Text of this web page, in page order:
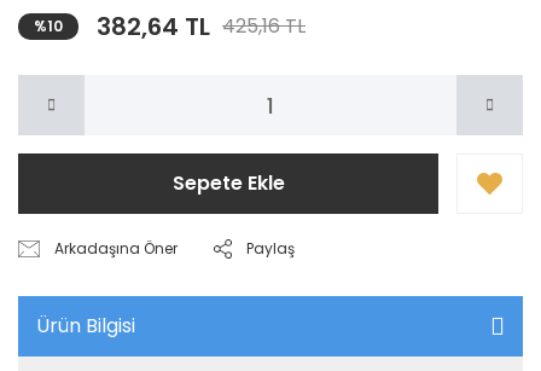
%10 382,64 TL 425,16 TL
Sepete Ekle
Arkadaşına Öner Paylaş
Ürün Bilgisi